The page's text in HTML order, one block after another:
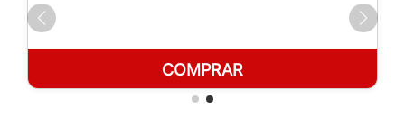
COMPRAR